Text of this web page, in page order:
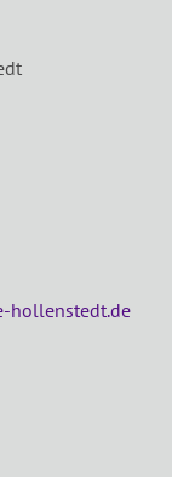
hollenstedt.de